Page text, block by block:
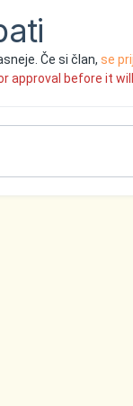
Če si član,se
approval before it will